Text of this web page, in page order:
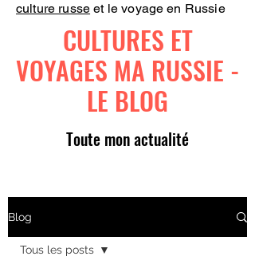
culture russe et le voyage en Russie
CULTURES ET
VOYAGES MA RUSSIE -
LE BLOG
Toute mon actualité
Blog
Tous les posts